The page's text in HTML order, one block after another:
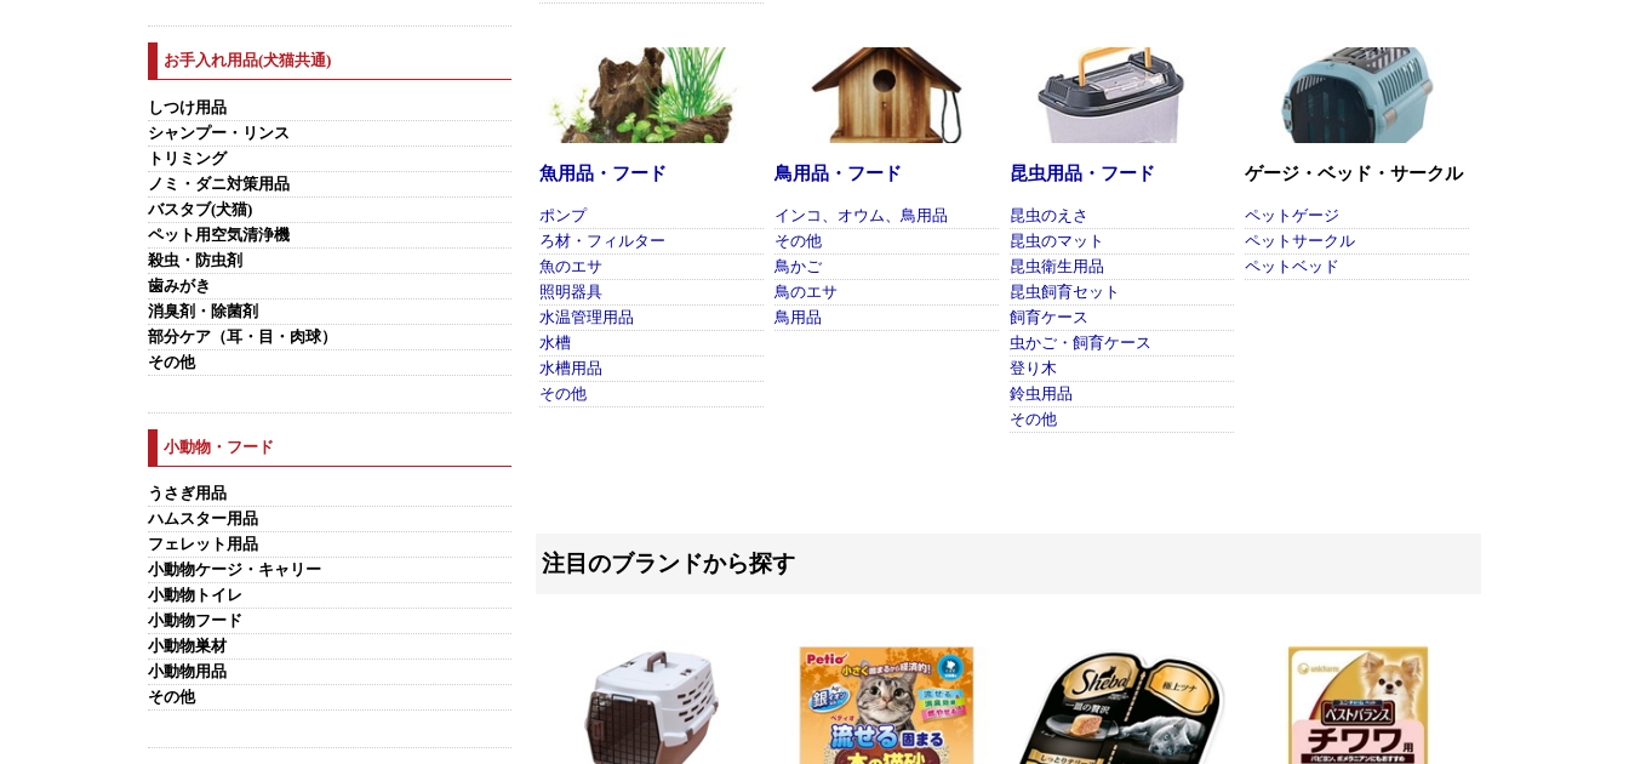
お手入れ用品(犬猫共通)
しつけ用品
シャンプー・リンス
トリミング
ノミ・ダニ対策用品
バスタブ(犬猫)
ペット用空気清浄機
殺虫・防虫剤
歯みがき
消臭剤・除菌剤
部分ケア（耳・目・肉球）
その他
小動物・フード
うさぎ用品
ハムスター用品
フェレット用品
小動物ケージ・キャリー
小動物トイレ
小動物フード
小動物巣材
小動物用品
その他
魚用品・フード
ポンプ
ろ材・フィルター
魚のエサ
照明器具
水温管理用品
水槽
水槽用品
その他
鳥用品・フード
インコ、オウム、鳥用品
その他
鳥かご
鳥のエサ
鳥用品
昆虫用品・フード
昆虫のえさ
昆虫のマット
昆虫衛生用品
昆虫飼育セット
飼育ケース
虫かご・飼育ケース
登り木
鈴虫用品
その他
ゲージ・ベッド・サークル
ペットゲージ
ペットサークル
ペットベッド
注目のブランドから探す